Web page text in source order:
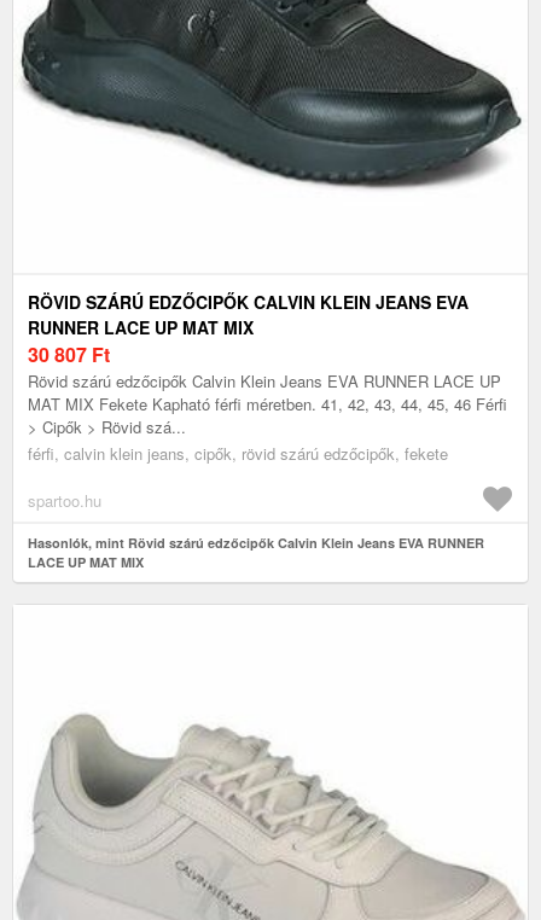
RÖVID SZÁRÚ EDZŐCIPŐK CALVIN KLEIN JEANS EVA
RUNNER LACE UP MAT MIX
30 807 Ft
Rövid szárú edzőcipők Calvin Klein Jeans EVA RUNNER LACE UP
MAT MIX Fekete Kapható férfi méretben. 41, 42, 43, 44, 45, 46 Férfi
> Cipők > Rövid szá...
férfi, calvin klein jeans, cipők, rövid szárú edzőcipők, fekete
spartoo.hu
Hasonlók, mint Rövid szárú edzőcipők Calvin Klein Jeans EVA RUNNER
LACE UP MAT MIX